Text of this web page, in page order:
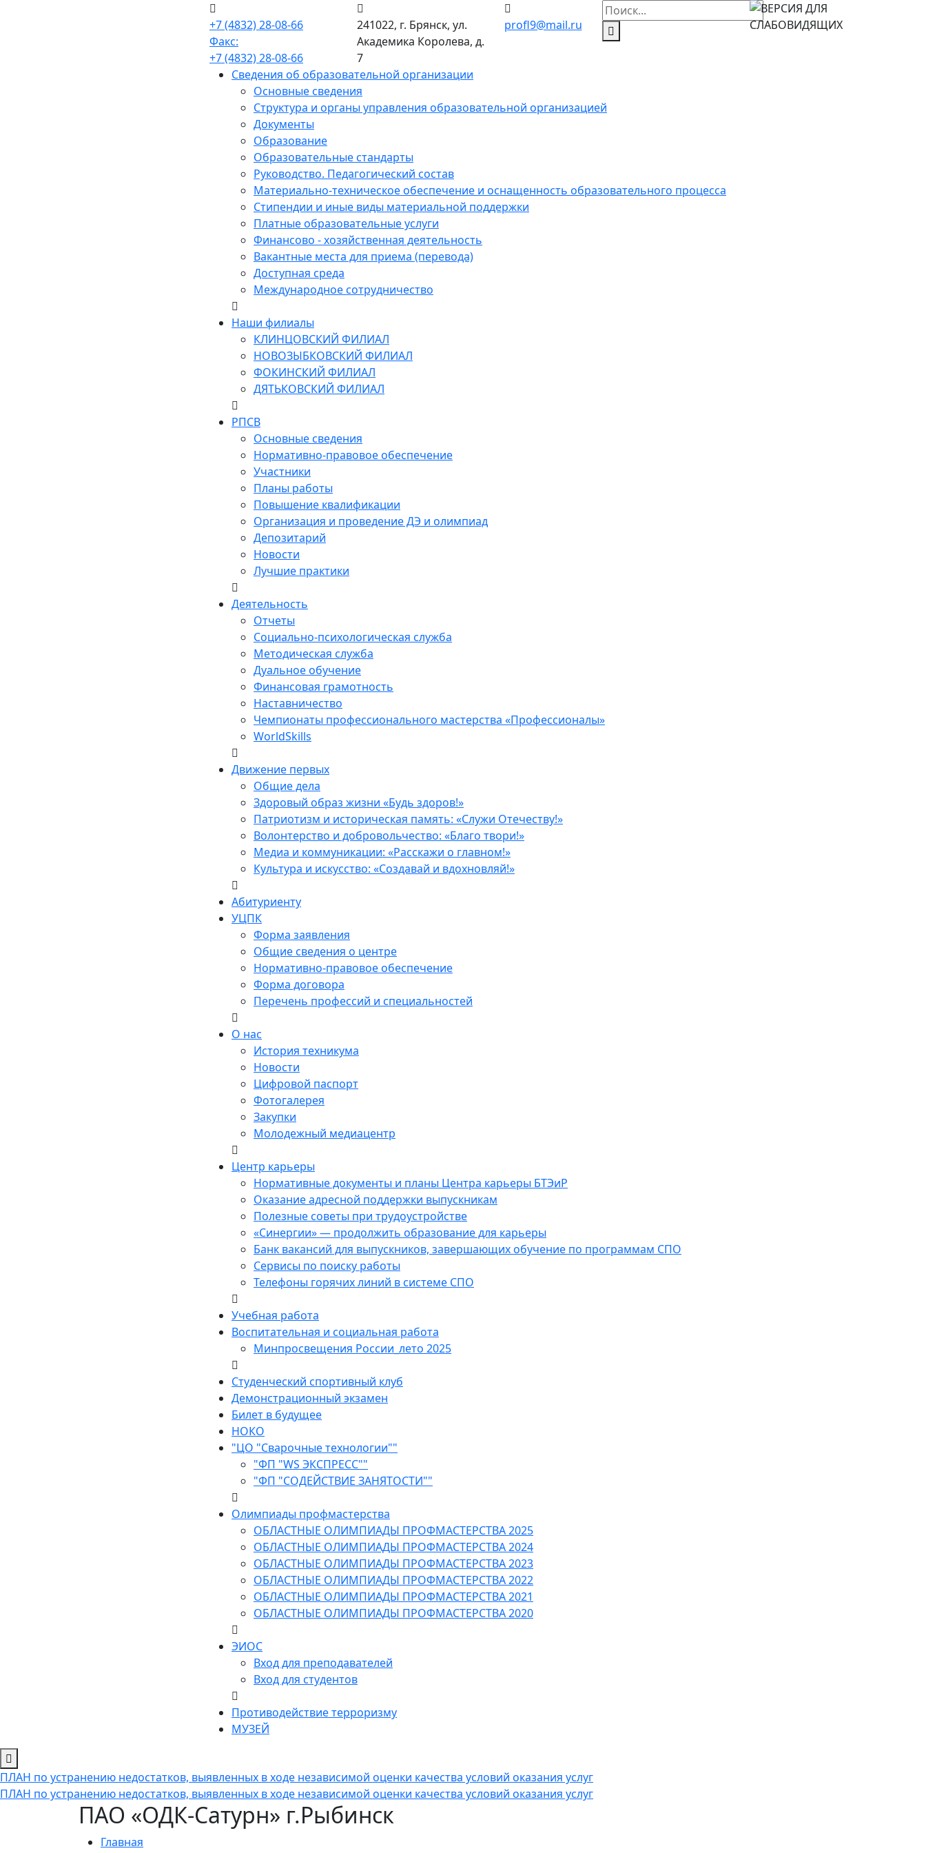
+7 (4832) 28-08-66
Факс:
+7 (4832) 28-08-66
241022, г. Брянск, ул.
Академика Королева, д.
7
profl9@mail.ru
Сведения об образовательной организации
Основные сведения
Структура и органы управления образовательной организацией
Документы
Образование
Образовательные стандарты
Руководство. Педагогический состав
Материально-техническое обеспечение и оснащенность образовательного процесса
Стипендии и иные виды материальной поддержки
Платные образовательные услуги
Финансово - хозяйственная деятельность
Вакантные места для приема (перевода)
Доступная среда
Международное сотрудничество
Наши филиалы
КЛИНЦОВСКИЙ ФИЛИАЛ
НОВОЗЫБКОВСКИЙ ФИЛИАЛ
ФОКИНСКИЙ ФИЛИАЛ
ДЯТЬКОВСКИЙ ФИЛИАЛ
РПСВ
Основные сведения
Нормативно-правовое обеспечение
Участники
Планы работы
Повышение квалификации
Организация и проведение ДЭ и олимпиад
Депозитарий
Новости
Лучшие практики
Деятельность
Отчеты
Социально-психологическая служба
Методическая служба
Дуальное обучение
Финансовая грамотность
Наставничество
Чемпионаты профессионального мастерства «Профессионалы»
WorldSkills
Движение первых
Общие дела
Здоровый образ жизни «Будь здоров!»
Патриотизм и историческая память: «Служи Отечеству!»
Волонтерство и добровольчество: «Благо твори!»
Медиа и коммуникации: «Расскажи о главном!»
Культура и искусство: «Создавай и вдохновляй!»
Абитуриенту
УЦПК
Форма заявления
Общие сведения о центре
Нормативно-правовое обеспечение
Форма договора
Перечень профессий и специальностей
О нас
История техникума
Новости
Цифровой паспорт
Фотогалерея
Закупки
Молодежный медиацентр
Центр карьеры
Нормативные документы и планы Центра карьеры БТЭиР
Оказание адресной поддержки выпускникам
Полезные советы при трудоустройстве
«Синергии» — продолжить образование для карьеры
Банк вакансий для выпускников, завершающих обучение по программам СПО
Сервисы по поиску работы
Телефоны горячих линий в системе СПО
Учебная работа
Воспитательная и социальная работа
Минпросвещения России_лето 2025
Студенческий спортивный клуб
Демонстрационный экзамен
Билет в будущее
НОКО
"ЦО "Сварочные технологии""
"ФП "WS ЭКСПРЕСС""
"ФП "СОДЕЙСТВИЕ ЗАНЯТОСТИ""
Олимпиады профмастерства
ОБЛАСТНЫЕ ОЛИМПИАДЫ ПРОФМАСТЕРСТВА 2025
ОБЛАСТНЫЕ ОЛИМПИАДЫ ПРОФМАСТЕРСТВА 2024
ОБЛАСТНЫЕ ОЛИМПИАДЫ ПРОФМАСТЕРСТВА 2023
ОБЛАСТНЫЕ ОЛИМПИАДЫ ПРОФМАСТЕРСТВА 2022
ОБЛАСТНЫЕ ОЛИМПИАДЫ ПРОФМАСТЕРСТВА 2021
ОБЛАСТНЫЕ ОЛИМПИАДЫ ПРОФМАСТЕРСТВА 2020
ЭИОС
Вход для преподавателей
Вход для студентов
Противодействие терроризму
МУЗЕЙ
ПЛАН по устранению недостатков, выявленных в ходе независимой оценки качества условий оказания услуг
ПЛАН по устранению недостатков, выявленных в ходе независимой оценки качества условий оказания услуг
ПАО «ОДК-Сатурн» г.Рыбинск
Главная